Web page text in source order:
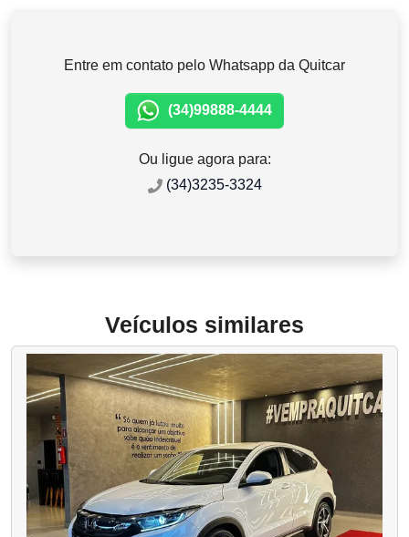
Entre em contato pelo Whatsapp da Quitcar
(34)99888-4444
Ou ligue agora para:
(34)3235-3324
Veículos similares